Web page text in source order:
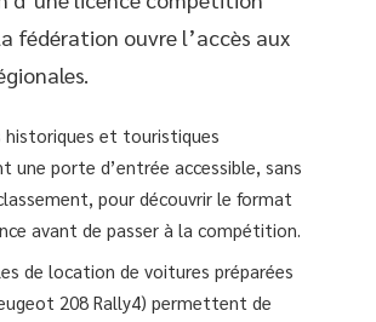
fédération ouvre l’accès aux
historiques et touristiques
une porte d’entrée accessible, sans
pour découvrir le format
avant de passer à la compétition.
de location de voitures préparées
208 Rally4) permettent de